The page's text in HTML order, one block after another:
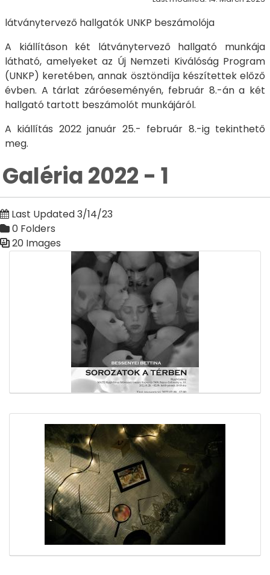
látványtervező hallgatók UNKP beszámolója
A kiállításon két látványtervező hallgató munkája
látható, amelyeket az Új Nemzeti Kiválóság Program
(UNKP) keretében, annak ösztöndíja készítettek előző
évben. A tárlat záróeseményén, február 8.-án a két
hallgató tartott beszámolót munkájáról.
A kiállítás 2022 január 25.- február 8.-ig tekinthető
meg.
Galéria 2022 - 1
Last Updated 3/14/23
0 Folders
20 Images